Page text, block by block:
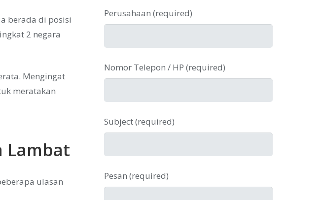
berada di posisi
2 negara
Mengingat
meratakan
Lambat
ulasan
Perusahaan (required)
Nomor Telepon / HP (required)
Subject (required)
Pesan (required)